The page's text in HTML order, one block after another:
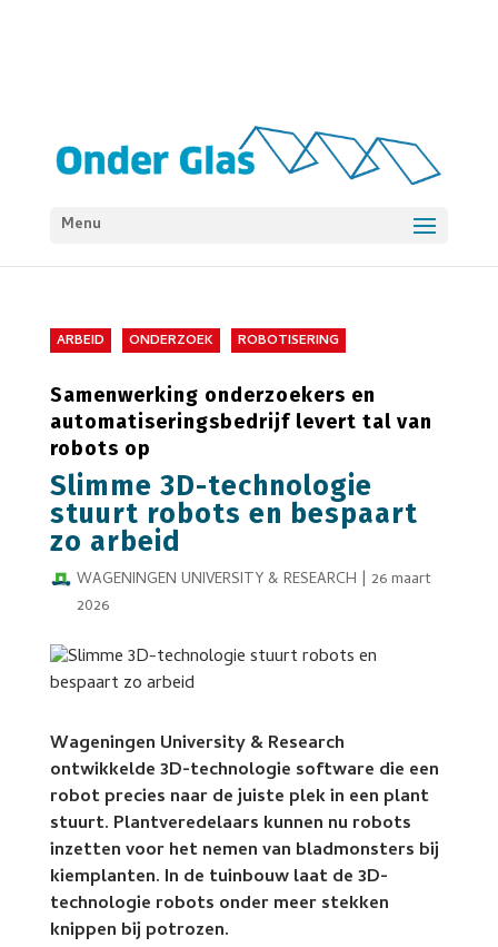
Menu
ARBEID ONDERZOEK ROBOTISERING
Samenwerking onderzoekers en
automatiseringsbedrijf levert tal van
robots op
Slimme 3D-technologie
stuurt robots en bespaart
zo arbeid
WAGENINGEN UNIVERSITY & RESEARCH | 26 maart
2026
Wageningen University & Research
ontwikkelde 3D-technologie software die een
robot precies naar de juiste plek in een plant
stuurt. Plantveredelaars kunnen nu robots
inzetten voor het nemen van bladmonsters bij
kiemplanten. In de tuinbouw laat de 3D-
technologie robots onder meer stekken
knippen bij potrozen.